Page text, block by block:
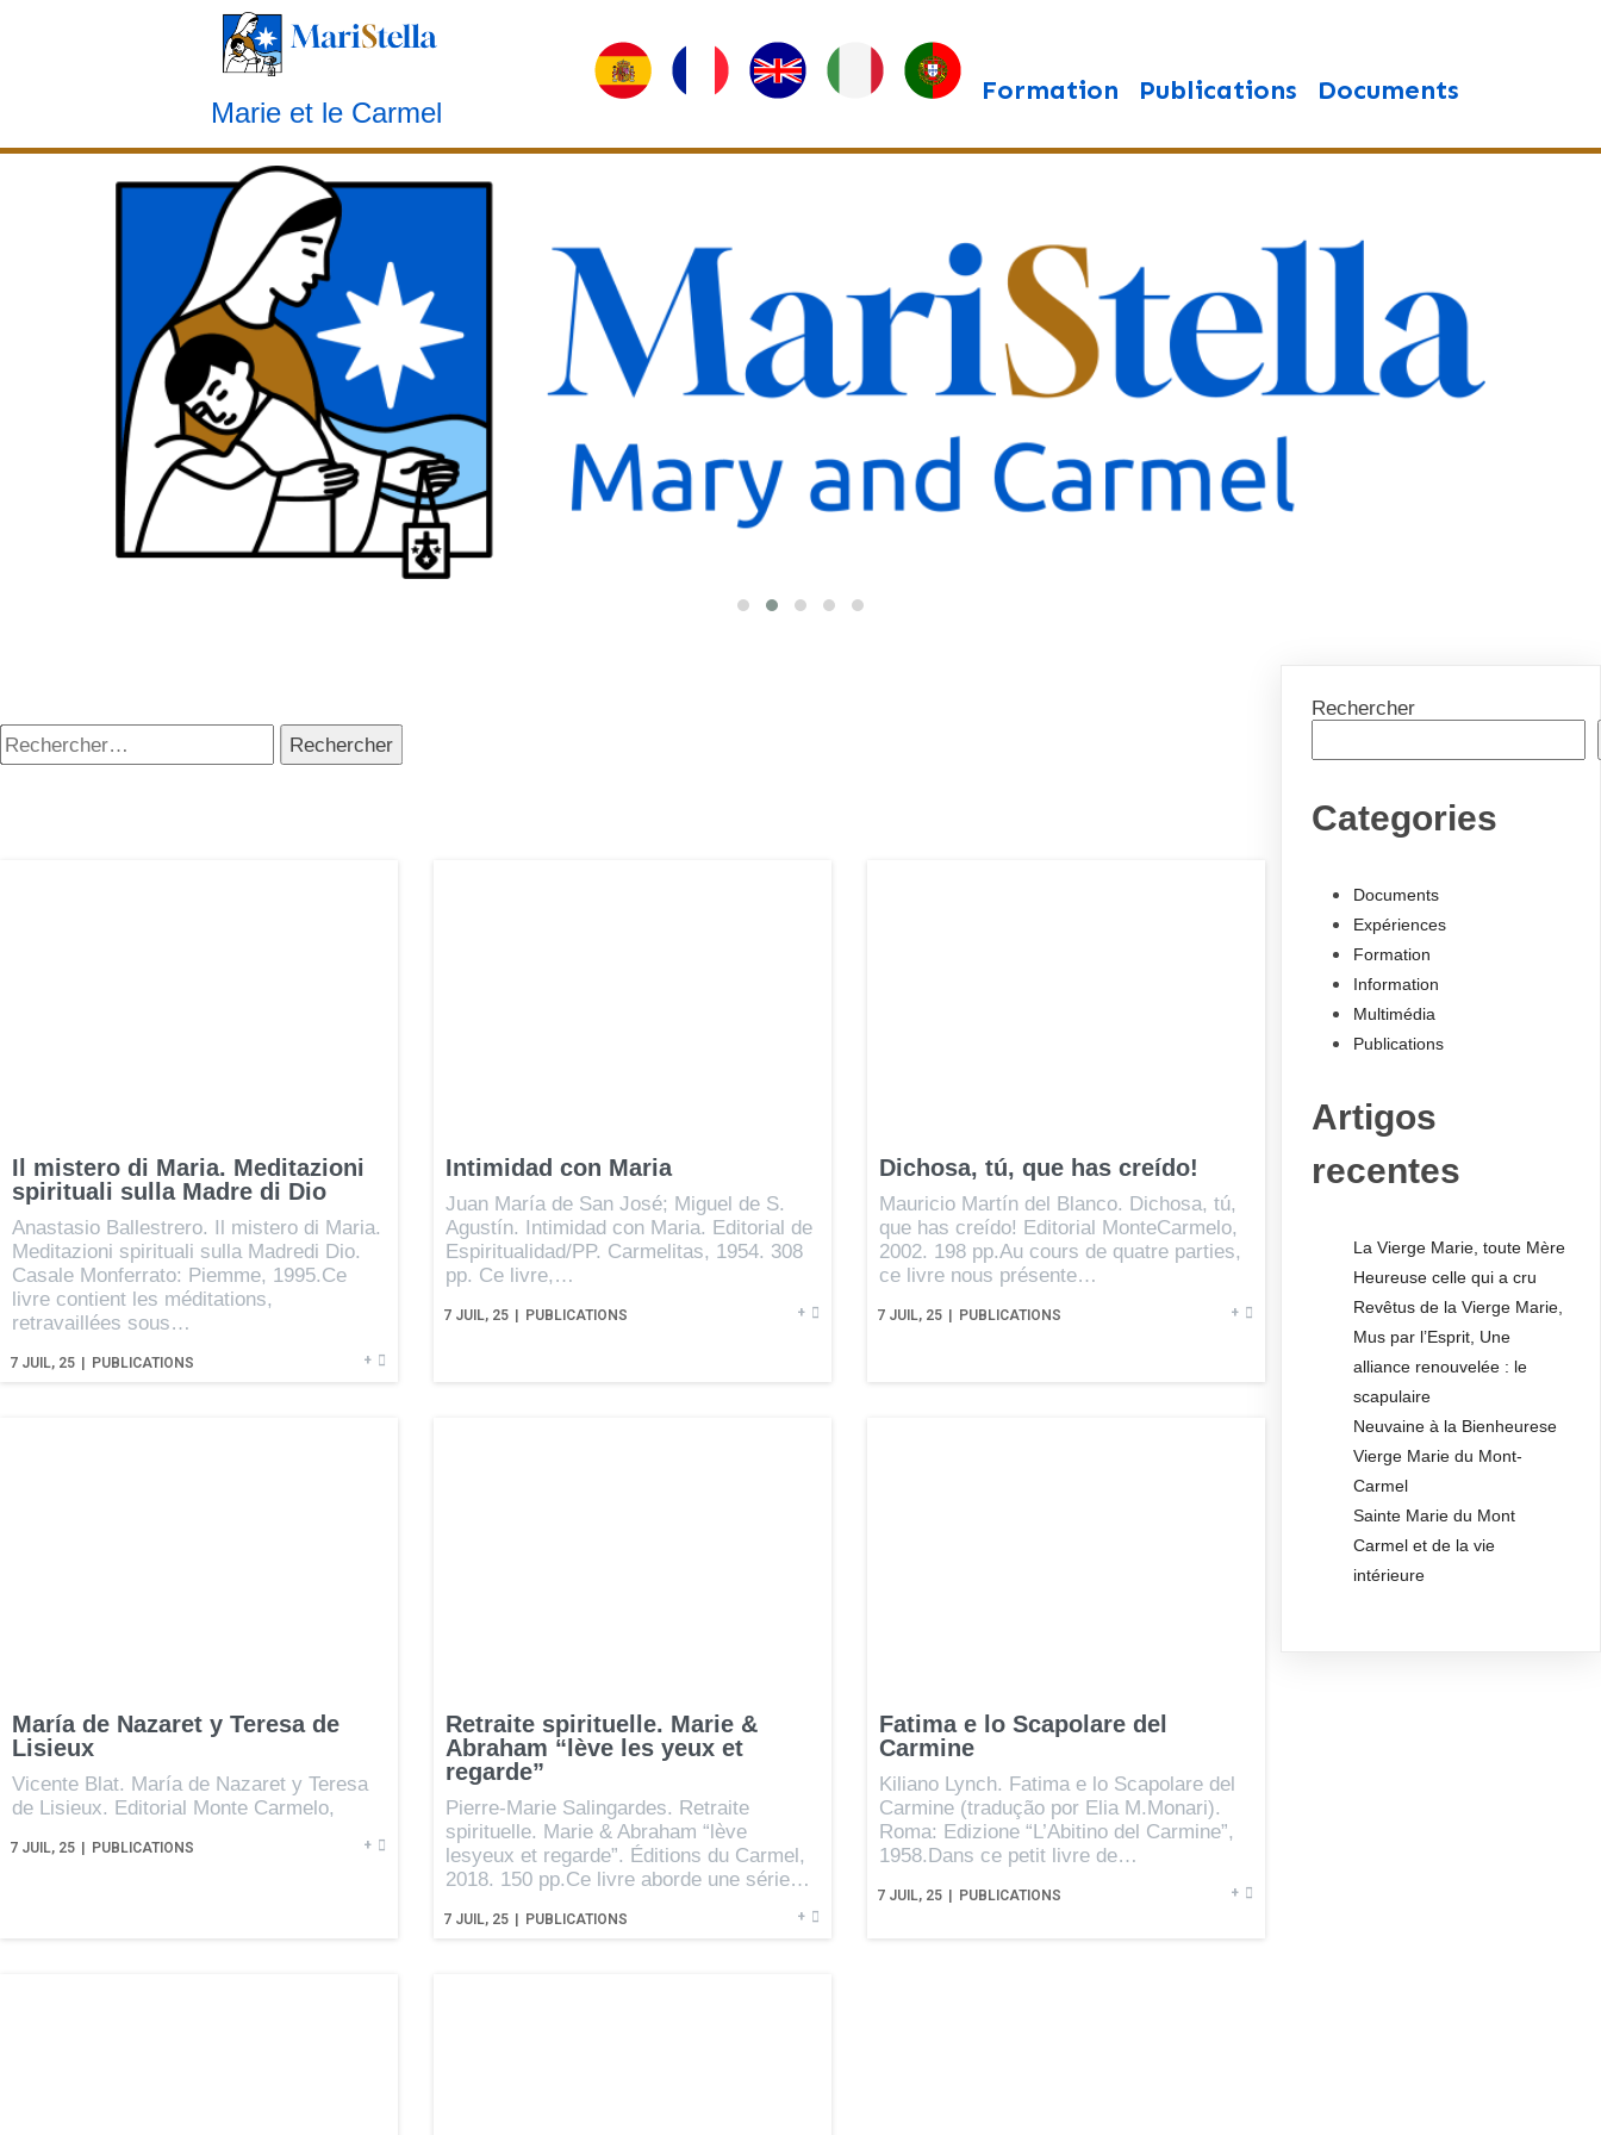
Marie et le Carmel
Formation Publications Documents
Rechercher :
Il mistero di Maria. Meditazioni
spirituali sulla Madre di Dio
7 JUIL, 25 | PUBLICATIONS
Anastasio Ballestrero. Il mistero di Maria.
Meditazioni spirituali sulla Madredi Dio.
Casale Monferrato: Piemme, 1995.Ce
livre contient les méditations,
retravaillées sous…
+
Intimidad con Maria
7 JUIL, 25 | PUBLICATIONS
Juan María de San José; Miguel de S.
Agustín. Intimidad con Maria. Editorial de
Espiritualidad/PP. Carmelitas, 1954. 308
pp. Ce livre,…
+
Dichosa, tú, que has creído!
7 JUIL, 25 | PUBLICATIONS
Mauricio Martín del Blanco. Dichosa, tú,
que has creído! Editorial MonteCarmelo,
2002. 198 pp.Au cours de quatre parties,
ce livre nous présente…
+
María de Nazaret y Teresa de
Lisieux
7 JUIL, 25 PUBLICATIONS
Vicente Blat. María de Nazaret y Teresa
de Lisieux. Editorial Monte Carmelo,
+
Retraite spirituelle. Marie &
Abraham “lève les yeux et
regarde”
7 JUIL, 25 PUBLICATIONS
Pierre-Marie Salingardes. Retraite
spirituelle. Marie & Abraham “lève
lesyeux et regarde”. Éditions du Carmel,
2018. 150 pp.Ce livre aborde une série…
+
Fatima e lo Scapolare del
Carmine
7 JUIL, 25 PUBLICATIONS
Kiliano Lynch. Fatima e lo Scapolare del
Carmine (tradução por Elia M.Monari).
Roma: Edizione “L’Abitino del Carmine”,
1958.Dans ce petit livre de…
+
Rechercher
Categories
Documents
Expériences
Formation
Information
Multimédia
Publications
Artigos
recentes
La Vierge Marie, toute Mère
Heureuse celle qui a cru
Revêtus de la Vierge Marie,
Mus par l’Esprit, Une
alliance renouvelée : le
scapulaire
Neuvaine à la Bienheurese
Vierge Marie du Mont-
Carmel
Sainte Marie du Mont
Carmel et de la vie
intérieure